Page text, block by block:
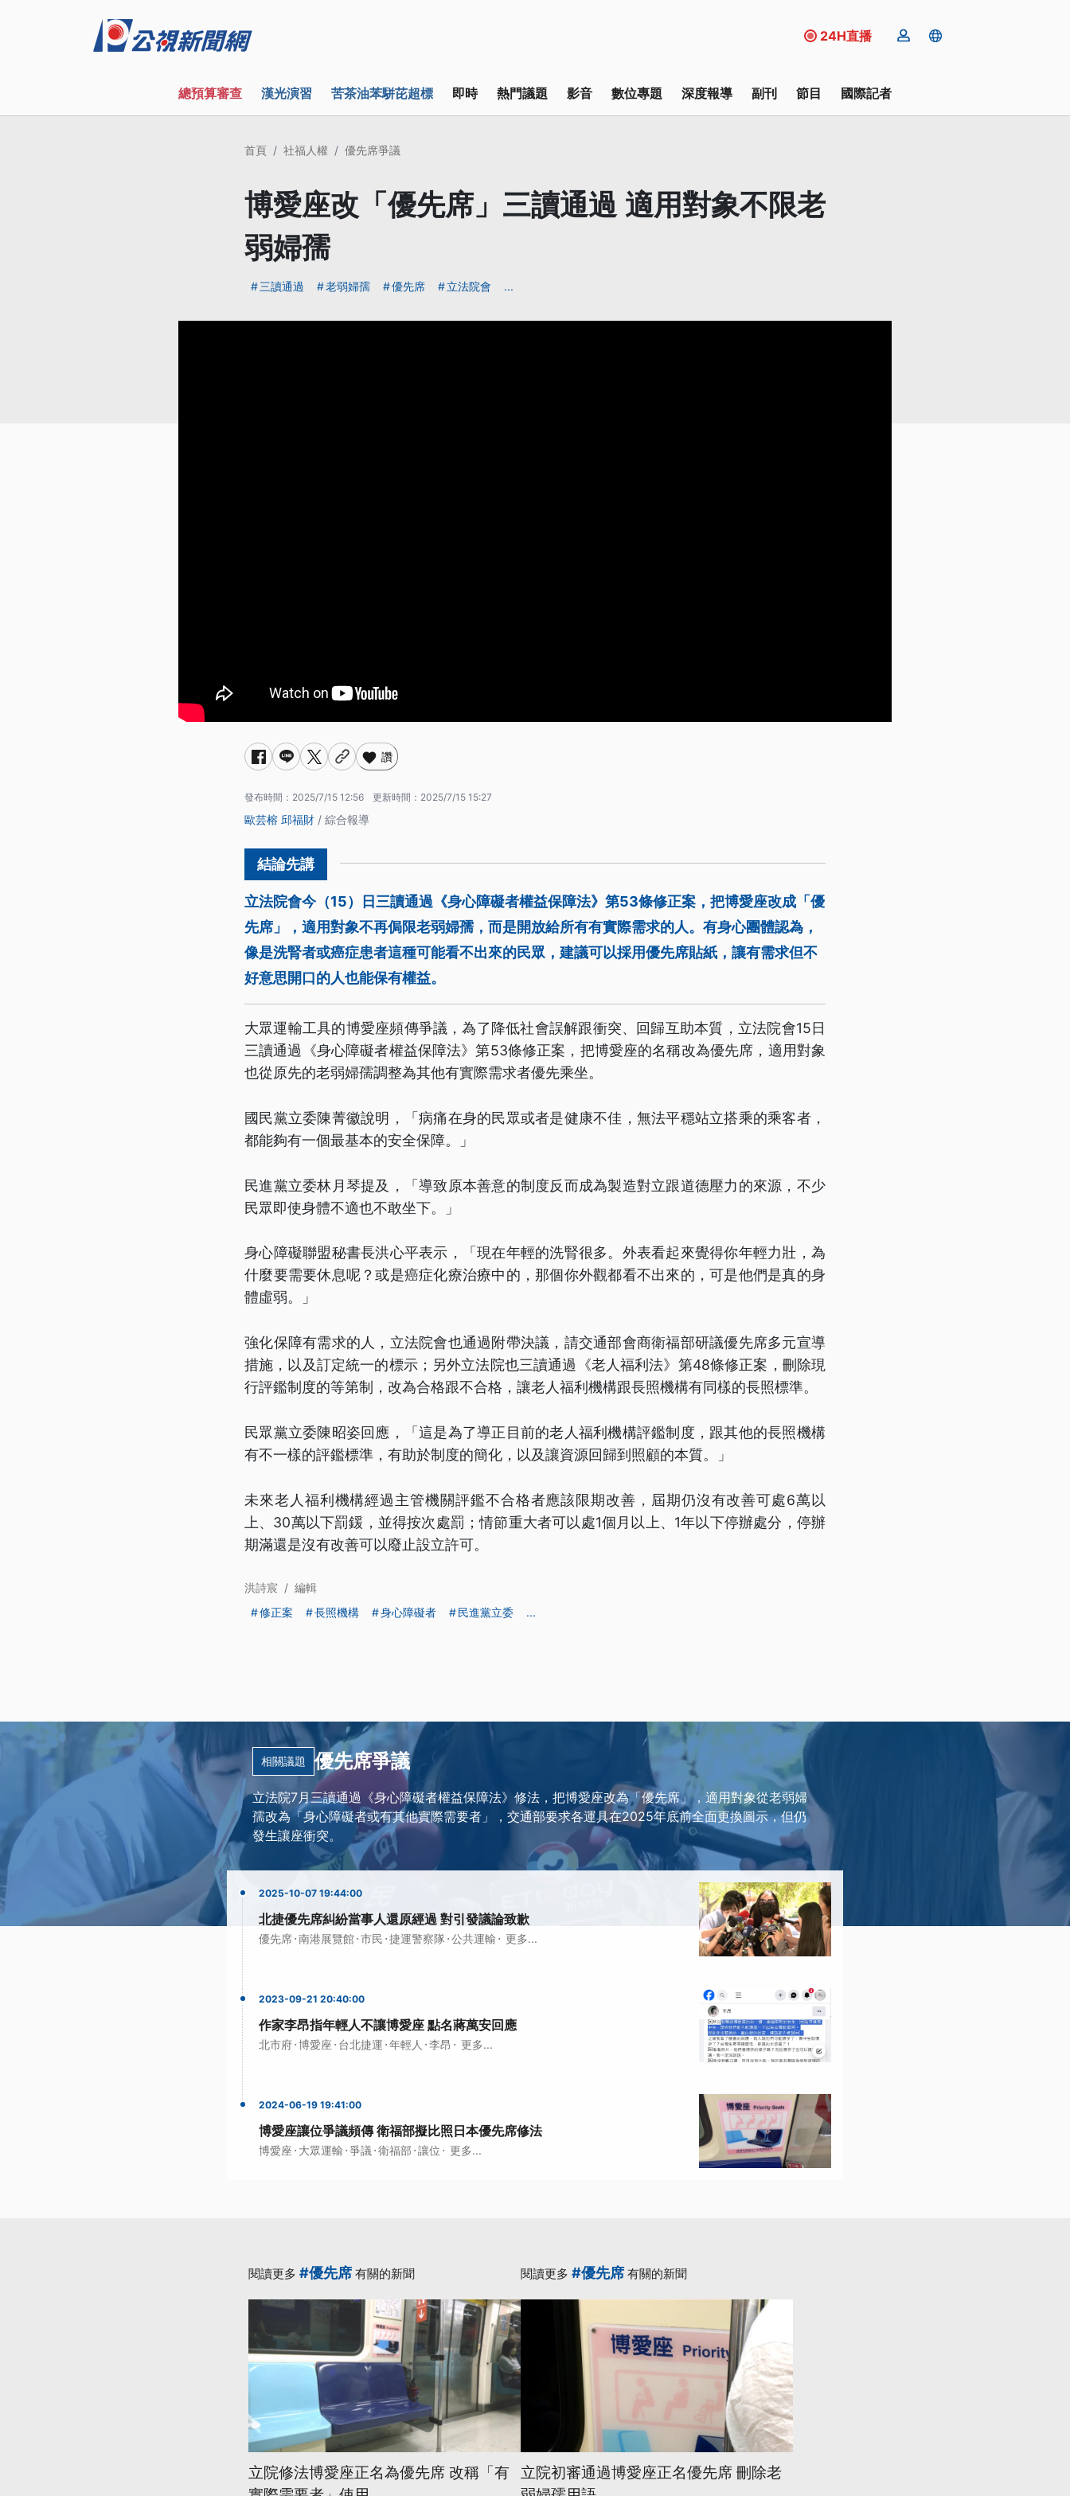
24H直播
總預算審查 漢光演習 苦茶油苯駢芘超標 即時 熱門議題 影音 數位專題 深度報導 副刊 節目 國際記者
首頁 社福人權 優先席爭議
博愛座改「優先席」三讀通過 適用對象不限老
弱婦孺
三讀通過 老弱婦孺 優先席 立法院會 ...
讚
發布時間： 2025/7/15 12:56 更新時間： 2025/7/15 15:27
歐芸榕 邱福財 / 綜合報導
立法院會今（15）日三讀通過《身心障礙者權益保障法》第53條修正案，把博愛座改成「優
先席」，適用對象不再侷限老弱婦孺，而是開放給所有有實際需求的人。有身心團體認為，
像是洗腎者或癌症患者這種可能看不出來的民眾，建議可以採用優先席貼紙，讓有需求但不
好意思開口的人也能保有權益。
大眾運輸工具的博愛座頻傳爭議，為了降低社會誤解跟衝突、回歸互助本質，立法院會15日
三讀通過《身心障礙者權益保障法》第53條修正案，把博愛座的名稱改為優先席，適用對象
也從原先的老弱婦孺調整為其他有實際需求者優先乘坐。
國民黨立委陳菁徽說明，「病痛在身的民眾或者是健康不佳，無法平穩站立搭乘的乘客者，
都能夠有一個最基本的安全保障。」
民進黨立委林月琴提及，「導致原本善意的制度反而成為製造對立跟道德壓力的來源，不少
民眾即使身體不適也不敢坐下。」
身心障礙聯盟秘書長洪心平表示，「現在年輕的洗腎很多。外表看起來覺得你年輕力壯，為
什麼要需要休息呢？或是癌症化療治療中的，那個你外觀都看不出來的，可是他們是真的身
體虛弱。」
強化保障有需求的人，立法院會也通過附帶決議，請交通部會商衛福部研議優先席多元宣導
措施，以及訂定統一的標示；另外立法院也三讀通過《老人福利法》第48條修正案，刪除現
行評鑑制度的等第制，改為合格跟不合格，讓老人福利機構跟長照機構有同樣的長照標準。
民眾黨立委陳昭姿回應，「這是為了導正目前的老人福利機構評鑑制度，跟其他的長照機構
有不一樣的評鑑標準，有助於制度的簡化，以及讓資源回歸到照顧的本質。」
未來老人福利機構經過主管機關評鑑不合格者應該限期改善，屆期仍沒有改善可處6萬以
上、30萬以下罰鍰，並得按次處罰；情節重大者可以處1個月以上、1年以下停辦處分，停辦
期滿還是沒有改善可以廢止設立許可。
洪詩宸 / 編輯
修正案
長照機構 身心障礙者 民進黨立委 ...
相關議題 優先席爭議
立法院7月三讀通過《身心障礙者權益保障法》修法，把博愛座改為「優先席」，適用對象從老弱婦
孺改為「身心障礙者或有其他實際需要者」，交通部要求各運具在2025年底前全面更換圖示，但仍
發生讓座衝突。
2025-10-07 19:44:00
北捷優先席糾紛當事人還原經過 對引發議論致歉
優先席·南港展覽館·市民 ·捷運警察隊·公共運輸 · 更多...
2023-09-21 20:40:00
作家李昂指年輕人不讓博愛座 點名蔣萬安回應
北市府·博愛座 · 台北捷運 ·年輕人 ·李昂 · 更多...
2024-06-19 19:41:00
博愛座讓位爭議頻傳 衛福部擬比照日本優先席修法
博愛座 · 大眾運輸 ·爭議 ·衛福部 ·讓位 · 更多...
閱讀更多 #優先席 有關的新聞
立院修法博愛座正名為優先席 改稱「有
閱讀更多 #優先席 有關的新聞
立院初審通過博愛座正名優先席 刪除老